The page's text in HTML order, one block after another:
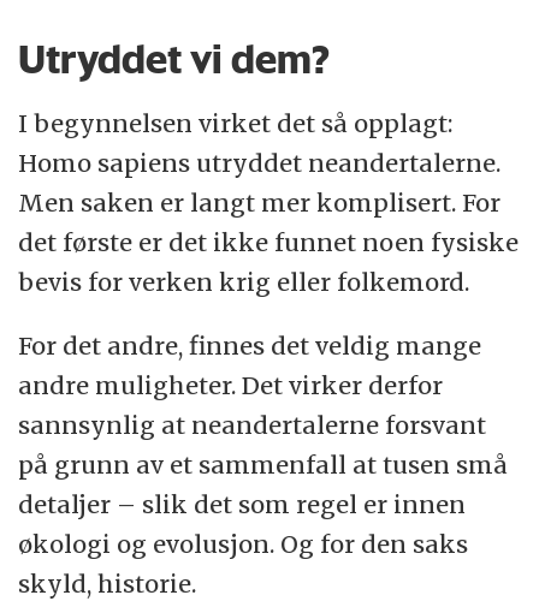
Utryddet vi dem?
I begynnelsen virket det så opplagt:
Homo sapiens utryddet neandertalerne.
Men saken er langt mer komplisert. For
det første er det ikke funnet noen fysiske
bevis for verken krig eller folkemord.
For det andre, finnes det veldig mange
andre muligheter. Det virker derfor
sannsynlig at neandertalerne forsvant
på grunn av et sammenfall at tusen små
detaljer – slik det som regel er innen
økologi og evolusjon. Og for den saks
skyld, historie.